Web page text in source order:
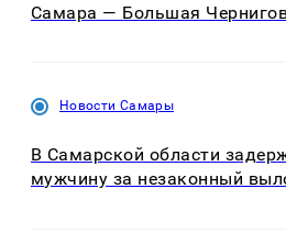
Самара — Большая
Новости Самары
В Самарской области
мужчину за незаконный